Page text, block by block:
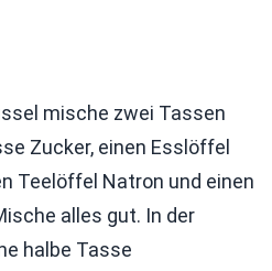
mische zwei Tassen
Zucker, einen Esslöffel
Teelöffel Natron und einen
alles gut. In der
halbe Tasse